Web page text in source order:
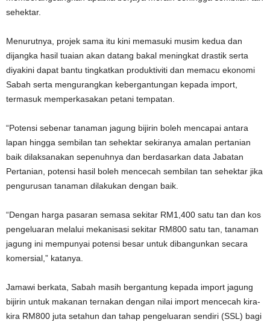
sehektar.
Menurutnya, projek sama itu kini memasuki musim kedua dan
dijangka hasil tuaian akan datang bakal meningkat drastik serta
diyakini dapat bantu tingkatkan produktiviti dan memacu ekonomi
Sabah serta mengurangkan kebergantungan kepada import,
termasuk memperkasakan petani tempatan.
“Potensi sebenar tanaman jagung bijirin boleh mencapai antara
lapan hingga sembilan tan sehektar sekiranya amalan pertanian
baik dilaksanakan sepenuhnya dan berdasarkan data Jabatan
Pertanian, potensi hasil boleh mencecah sembilan tan sehektar jika
pengurusan tanaman dilakukan dengan baik.
“Dengan harga pasaran semasa sekitar RM1,400 satu tan dan kos
pengeluaran melalui mekanisasi sekitar RM800 satu tan, tanaman
jagung ini mempunyai potensi besar untuk dibangunkan secara
komersial,” katanya.
Jamawi berkata, Sabah masih bergantung kepada import jagung
bijirin untuk makanan ternakan dengan nilai import mencecah kira-
kira RM800 juta setahun dan tahap pengeluaran sendiri (SSL) bagi